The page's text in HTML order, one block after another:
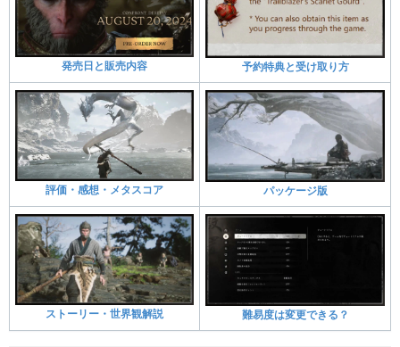
発売日と販売内容 予約特典と受け取り方
評価・感想・メタスコア パッケージ版
ストーリー・世界観解説 難易度は変更できる？